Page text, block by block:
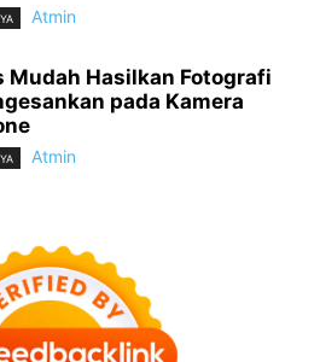
Atmin
Mudah Hasilkan Fotografi
pada Kamera
Atmin